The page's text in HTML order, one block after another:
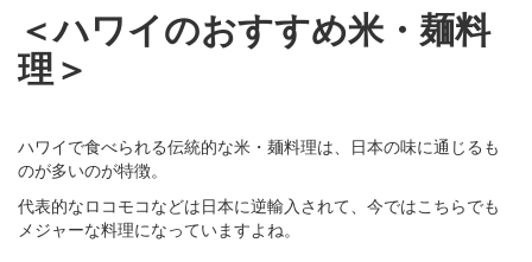
＜ハワイのおすすめ米・麺料
理＞
ハワイで食べられる伝統的な米・麺料理は、日本の味に通じるも
のが多いのが特徴。
代表的なロコモコなどは日本に逆輸入されて、今ではこちらでも
メジャーな料理になっていますよね。